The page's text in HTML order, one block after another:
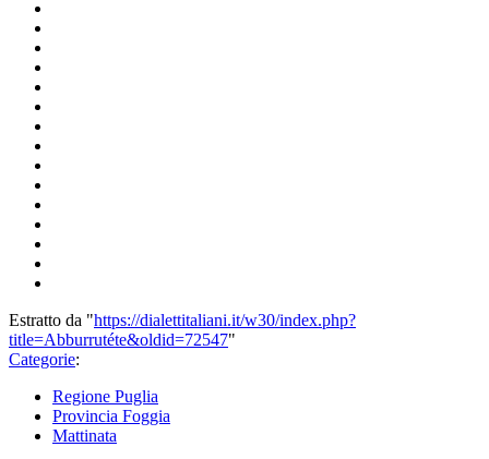
Estratto da "https://dialettitaliani.it/w30/index.php?
title=Abburrutéte&oldid=72547"
Categorie:
Regione Puglia
Provincia Foggia
Mattinata